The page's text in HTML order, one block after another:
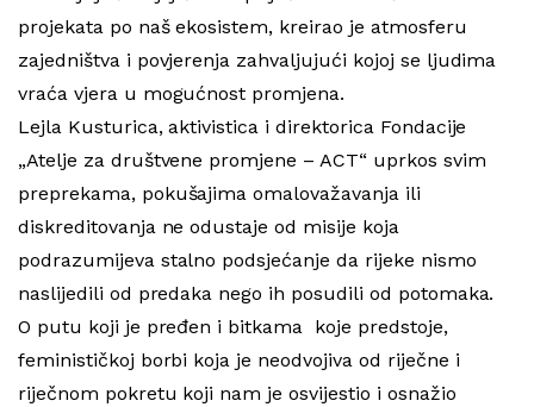
projekata po naš ekosistem, kreirao je atmosferu
zajedništva i povjerenja zahvaljujući kojoj se ljudima
vraća vjera u mogućnost promjena.
Lejla Kusturica, aktivistica i direktorica Fondacije
„Atelje za društvene promjene – ACT“ uprkos svim
preprekama, pokušajima omalovažavanja ili
diskreditovanja ne odustaje od misije koja
podrazumijeva stalno podsjećanje da rijeke nismo
naslijedili od predaka nego ih posudili od potomaka.
O putu koji je pređen i bitkama koje predstoje,
feminističkoj borbi koja je neodvojiva od riječne i
riječnom pokretu koji nam je osvijestio i osnažio